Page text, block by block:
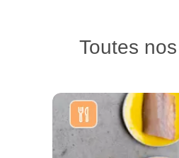
Toutes nos